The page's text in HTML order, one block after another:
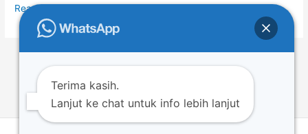
Read More »
1 2 … 52
Terima kasih.
Lanjut ke chat untuk info lebih lanjut